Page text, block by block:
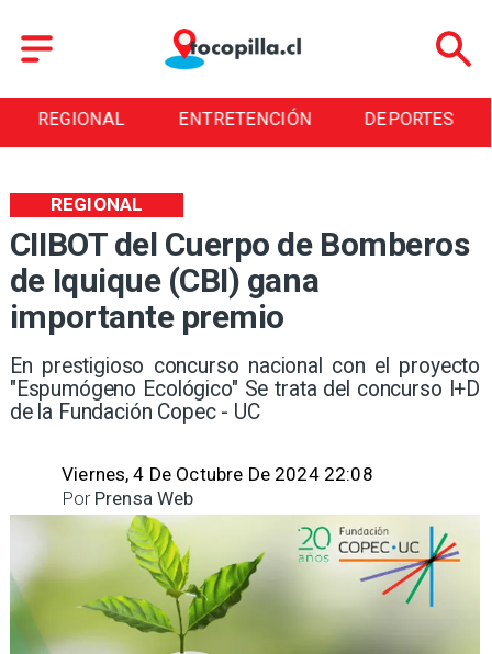
ENTRETENCIÓN DEPORTES CULTURA
CIIBOT del Cuerpo de Bomberos
de Iquique (CBI) gana
importante premio
En prestigioso concurso nacional con el proyecto
"Espumógeno Ecológico" Se trata del concurso I+D
de la Fundación Copec - UC
REGIONAL
Viernes, 4 De Octubre De 2024 22:08
Prensa Web
Por